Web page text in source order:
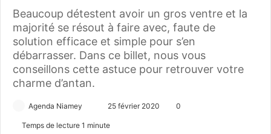
Beaucoup détestent avoir un gros ventre et la
majorité se résout à faire avec, faute de
solution efficace et simple pour s’en
débarrasser. Dans ce billet, nous vous
conseillons cette astuce pour retrouver votre
charme d’antan.
Agenda Niamey
n
25 février 2020 0
Temps de lecture 1 minute